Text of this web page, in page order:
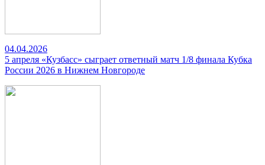
04.04.2026
5 апреля «Кузбасс» сыграет ответный матч 1/8 финала Кубка
России 2026 в Нижнем Новгороде